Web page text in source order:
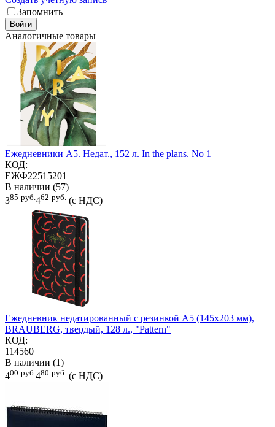
Запомнить
Войти
Аналогичные товары
Ежедневники А5. Недат., 152 л. In the plans. No 1
КОД:
ЕЖФ22515201
В наличии (57)
385 руб. 462 руб. (с НДС)
Ежедневник недатированный с резинкой А5 (145х203 мм),
BRAUBERG, твердый, 128 л., "Pattern"
КОД:
114560
В наличии (1)
400 руб.480 руб. (с НДС)